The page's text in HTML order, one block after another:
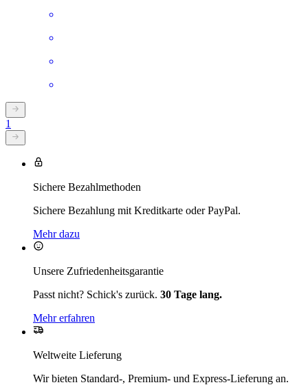
1
Sichere Bezahlmethoden
Sichere Bezahlung mit Kreditkarte oder PayPal.
Mehr dazu
Unsere Zufriedenheitsgarantie
Passt nicht? Schick's zurück. 30 Tage lang.
Mehr erfahren
Weltweite Lieferung
Wir bieten Standard-, Premium- und Express-Lieferung an.